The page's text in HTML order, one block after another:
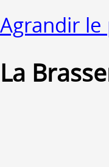
Agrandir le
La